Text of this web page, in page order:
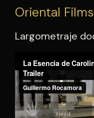
Oriental Films
Largometraje